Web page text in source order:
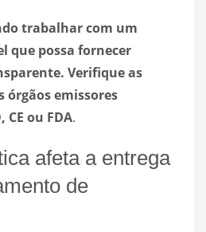
trabalhar com um
que possa fornecer
Verifique as
órgãos emissores
CE ou FDA.
afeta a entrega
de